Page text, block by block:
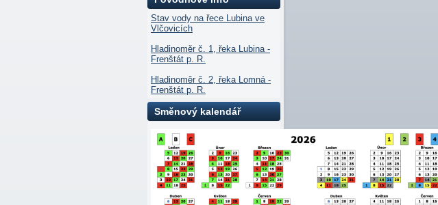
Stav vody na řece Lubina ve
Vlčovicích
Hladinoměr č. 1, řeka Lubina -
Frenštát p. R.
Hladinoměr č. 2, řeka Lomná -
Frenštát p. R.
Směnový kalendář